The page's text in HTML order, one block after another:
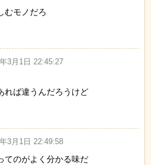
むモノだろ
3月1日 22:45:27
れば違うんだろうけど
3月1日 22:49:58
てのがよく分かる味だ